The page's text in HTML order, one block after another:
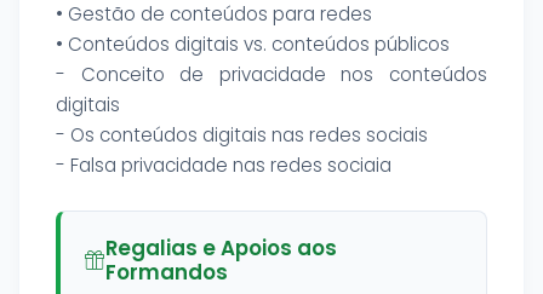
• Gestão de conteúdos para redes
• Conteúdos digitais vs. conteúdos públicos
- Conceito de privacidade nos conteúdos
digitais
- Os conteúdos digitais nas redes sociais
- Falsa privacidade nas redes sociaia
Regalias e Apoios aos
Formandos